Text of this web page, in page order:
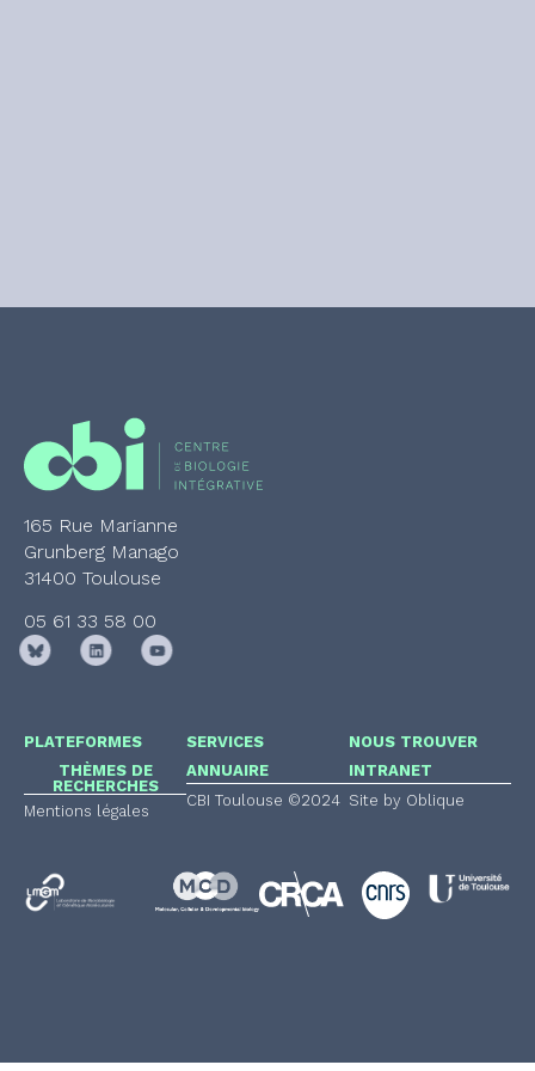
165 Rue Marianne
Grunberg Manago
31400 Toulouse
05 61 33 58 00
PLATEFORMES
THÈMES DE
RECHERCHES
Mentions légales
SERVICES
ANNUAIRE
CBI Toulouse ©2024
NOUS TROUVER
INTRANET
Site by Oblique